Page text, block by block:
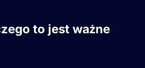
to jest ważne